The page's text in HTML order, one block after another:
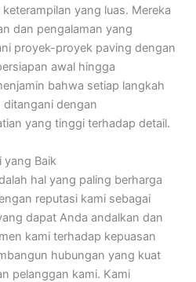
yang luas. Mereka
dan pengalaman yang
proyek-proyek paving dengan
awal hingga
bahwa setiap langkah
dengan
yang tinggi terhadap detail.
yang Baik
hal yang paling berharga
reputasi kami sebagai
dapat Anda andalkan dan
kami terhadap kepuasan
hubungan yang kuat
pelanggan kami. Kami